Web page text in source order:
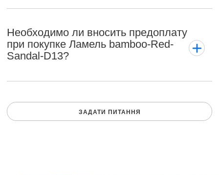
Необходимо ли вносить предоплату
при покупке Ламель bamboo-Red-
Sandal-D13?
ЗАДАТИ ПИТАННЯ